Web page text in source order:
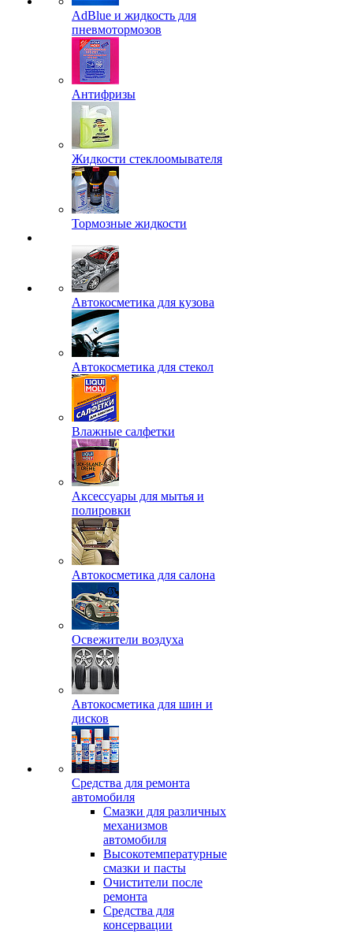
AdBlue и жидкость для
пневмотормозов
Антифризы
Жидкости стеклоомывателя
Тормозные жидкости
Автокосметика для кузова
Автокосметика для стекол
Влажные салфетки
Аксессуары для мытья и
полировки
Автокосметика для салона
Освежители воздуха
Автокосметика для шин и
дисков
Средства для ремонта
автомобиля
Смазки для различных
механизмов
автомобиля
Высокотемпературные
смазки и пасты
Очистители после
ремонта
Средства для
консервации